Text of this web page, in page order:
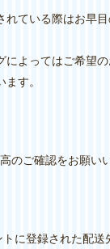
ている際はお早
によってはご希望
す。
のご確認をお願い
に登録された配送